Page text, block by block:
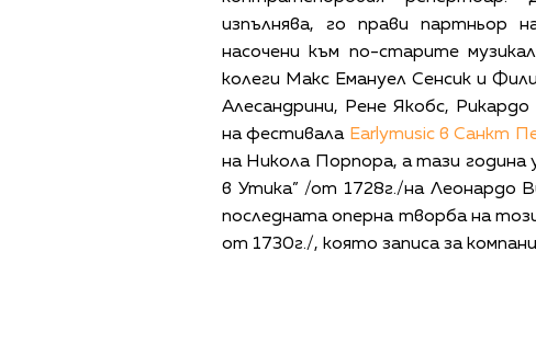
изпълнява, го прави партньор
насочени към по-старите
колеги Макс Емануел Сенсик и
Алесандрини, Рене Якобс,
на фестивала Earlymusic в Санкт
на Никола Порпора, а тази година
в Утика” /от 1728г./на Леонардо
последната оперна творба на
от 1730г./, която записа за